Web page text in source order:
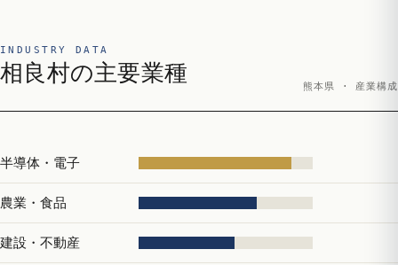
INDUSTRY DATA
相良村の主要業種
熊本県 · 産業構成
半導体・電子
農業・食品
建設・不動産